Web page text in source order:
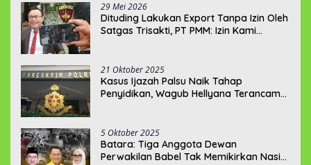
29 Mei 2026
‎Dituding Lakukan Export Tanpa Izin Oleh
Satgas Trisakti, PT PMM: Izin Kami
21 Oktober 2025
Kasus Ijazah Palsu Naik Tahap
Penyidikan, Wagub Hellyana Terancam
5 Oktober 2025
Batara: Tiga Anggota Dewan
Perwakilan Babel Tak Memikirkan Nasib